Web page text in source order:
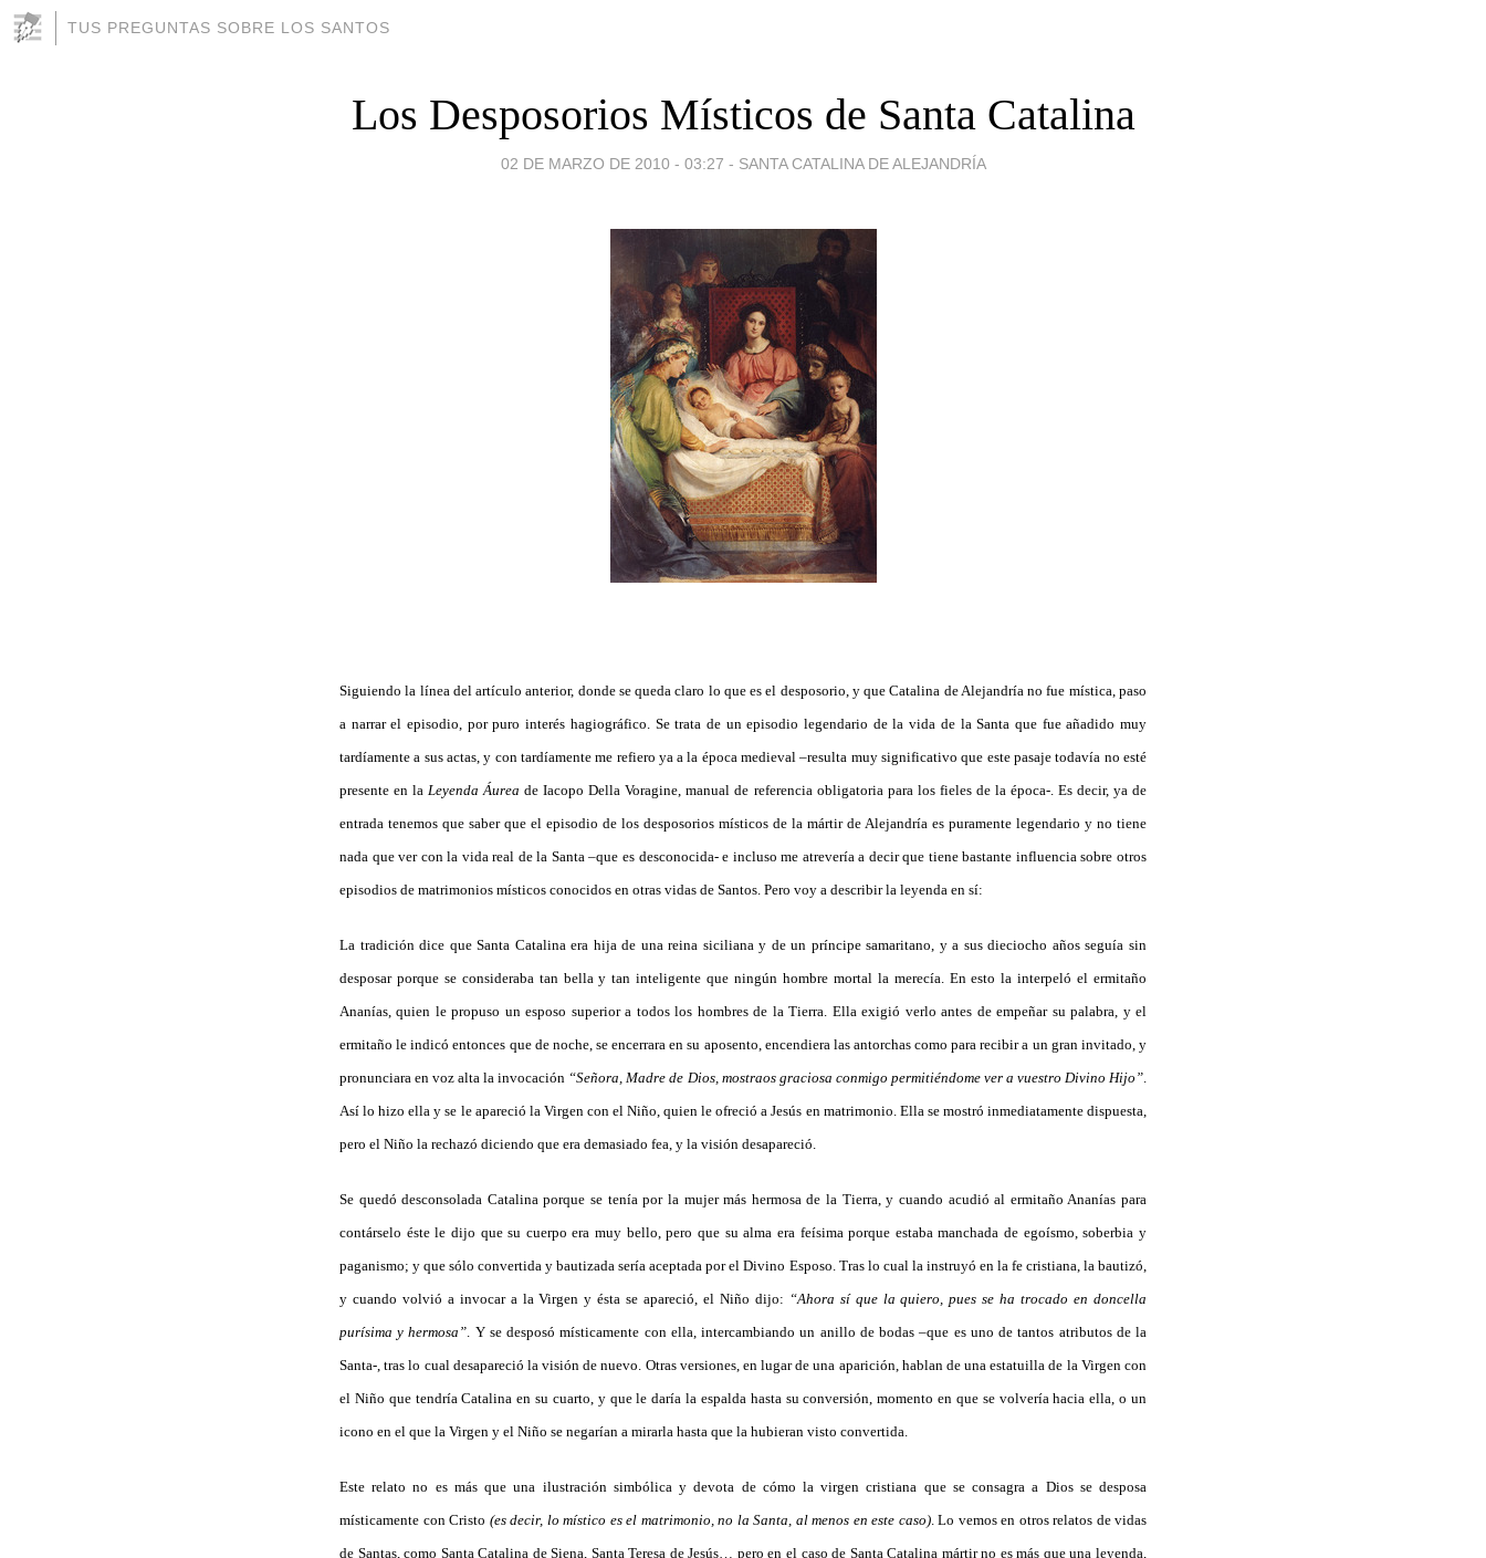
TUS PREGUNTAS SOBRE LOS SANTOS
Los Desposorios Místicos de Santa Catalina
02 DE MARZO DE 2010 - 03:27 - SANTA CATALINA DE ALEJANDRÍA
Siguiendo la línea del artículo anterior, donde se queda claro lo que es el desposorio, y que Catalina de Alejandría no fue mística, paso
a narrar el episodio, por puro interés hagiográfico. Se trata de un episodio legendario de la vida de la Santa que fue añadido muy
tardíamente a sus actas, y con tardíamente me refiero ya a la época medieval –resulta muy significativo que este pasaje todavía no esté
presente en la Leyenda Áurea de Iacopo Della Voragine, manual de referencia obligatoria para los fieles de la época-. Es decir, ya de
entrada tenemos que saber que el episodio de los desposorios místicos de la mártir de Alejandría es puramente legendario y no tiene
nada que ver con la vida real de la Santa –que es desconocida- e incluso me atrevería a decir que tiene bastante influencia sobre otros
episodios de matrimonios místicos conocidos en otras vidas de Santos. Pero voy a describir la leyenda en sí:
La tradición dice que Santa Catalina era hija de una reina siciliana y de un príncipe samaritano, y a sus dieciocho años seguía sin
desposar porque se consideraba tan bella y tan inteligente que ningún hombre mortal la merecía. En esto la interpeló el ermitaño
Ananías, quien le propuso un esposo superior a todos los hombres de la Tierra. Ella exigió verlo antes de empeñar su palabra, y el
ermitaño le indicó entonces que de noche, se encerrara en su aposento, encendiera las antorchas como para recibir a un gran invitado, y
pronunciara en voz alta la invocación “Señora, Madre de Dios, mostraos graciosa conmigo permitiéndome ver a vuestro Divino Hijo”
Así lo hizo ella y se le apareció la Virgen con el Niño, quien le ofreció a Jesús en matrimonio. Ella se mostró inmediatamente dispuesta,
pero el Niño la rechazó diciendo que era demasiado fea, y la visión desapareció.
Se quedó desconsolada Catalina porque se tenía por la mujer más hermosa de la Tierra, y cuando acudió al ermitaño Ananías para
contárselo éste le dijo que su cuerpo era muy bello, pero que su alma era feísima porque estaba manchada de egoísmo, soberbia y
paganismo; y que sólo convertida y bautizada sería aceptada por el Divino Esposo. Tras lo cual la instruyó en la fe cristiana, la bautizó,
y cuando volvió a invocar a la Virgen y ésta se apareció, el Niño dijo: “Ahora sí que la quiero, pues se ha trocado en doncella
purísima y hermosa” . Y se desposó místicamente con ella, intercambiando un anillo de bodas –que es uno de tantos atributos de la
Santa-, tras lo cual desapareció la visión de nuevo. Otras versiones, en lugar de una aparición, hablan de una estatuilla de la Virgen con
el Niño que tendría Catalina en su cuarto, y que le daría la espalda hasta su conversión, momento en que se volvería hacia ella, o un
icono en el que la Virgen y el Niño se negarían a mirarla hasta que la hubieran visto convertida.
Este relato no es más que una ilustración simbólica y devota de cómo la virgen cristiana que se consagra a Dios se desposa
místicamente con Cristo (es decir, lo místico es el matrimonio, no la Santa, al menos en este caso). Lo vemos en otros relatos de vidas
de Santas, como Santa Catalina de Siena, Santa Teresa de Jesús… pero en el caso de Santa Catalina mártir no es más que una leyenda,